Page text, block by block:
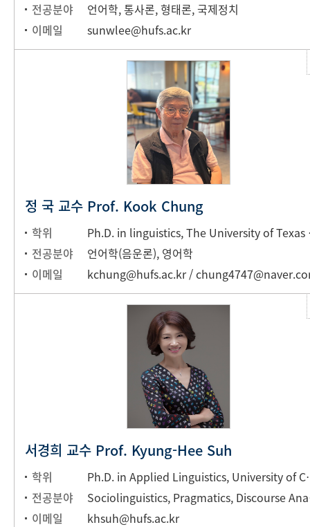
전공분야
언어학, 통사론, 형태론, 국제정치
이메일
sunwlee@hufs.ac.kr
정 국 교수 Prof. Kook Chung
학위
전공분야
언어학(음운론), 영어학
이메일
kchung@hufs.ac.kr /
서경희 교수 Prof. Kyung-Hee Suh
학위
Ph.D. in
전공분야
이메일
khsuh@hufs.ac.kr